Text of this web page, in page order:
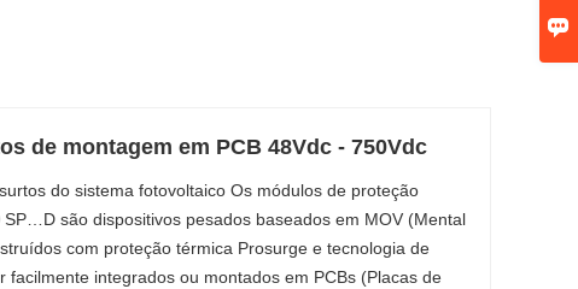

de montagem em PCB 48Vdc - 750Vdc
do sistema fotovoltaico Os módulos de proteção
são dispositivos pesados ​​baseados em MOV (Mental
com proteção térmica Prosurge e tecnologia de
facilmente integrados ou montados em PCBs (Placas de